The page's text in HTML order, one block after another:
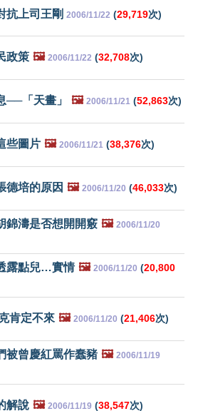
抗上司王剛 2006/11/22 (29,719次)
政策 🖼️ 2006/11/22 (32,708次)
──「天畫」 🖼️ 2006/11/21 (52,863次)
些圖片 🖼️ 2006/11/21 (38,376次)
德培的原因 🖼️ 2006/11/20 (46,033次)
錦濤是否想開開竅 🖼️ 2006/11/20
露點兒…實情 🖼️ 2006/11/20 (20,800
肯定不來 🖼️ 2006/11/20 (21,406次)
被曾慶紅罵作蠢豬 🖼️ 2006/11/19
解說 🖼️ 2006/11/19 (38,547次)